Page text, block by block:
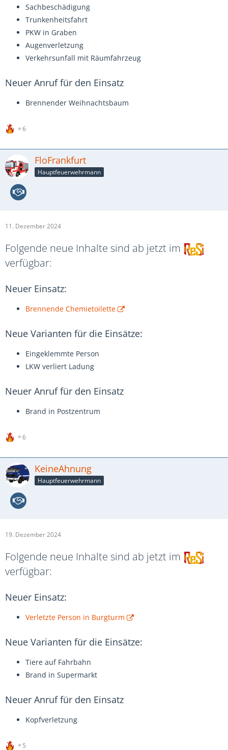
Sachbeschädigung
Trunkenheitsfahrt
PKW in Graben
Augenverletzung
Verkehrsunfall mit Räumfahrzeug
Neuer Anruf für den Einsatz
Brennender Weihnachtsbaum
6
FloFrankfurt
Hauptfeuerwehrmann
11. Dezember 2024
Folgende neue Inhalte sind ab jetzt im
verfügbar:
Neuer Einsatz:
Brennende Chemietoilette
Neue Varianten für die Einsätze:
Eingeklemmte Person
LKW verliert Ladung
Neuer Anruf für den Einsatz
Brand in Postzentrum
6
KeineAhnung
Hauptfeuerwehrmann
19. Dezember 2024
Folgende neue Inhalte sind ab jetzt im
verfügbar:
Neuer Einsatz:
Verletzte Person in Burgturm
Neue Varianten für die Einsätze:
Tiere auf Fahrbahn
Brand in Supermarkt
Neuer Anruf für den Einsatz
Kopfverletzung
5